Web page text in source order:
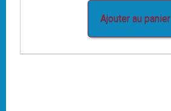
Ajouter au panier